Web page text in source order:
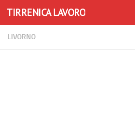
Skip to content
TIRRENICA LAVORO
LIVORNO